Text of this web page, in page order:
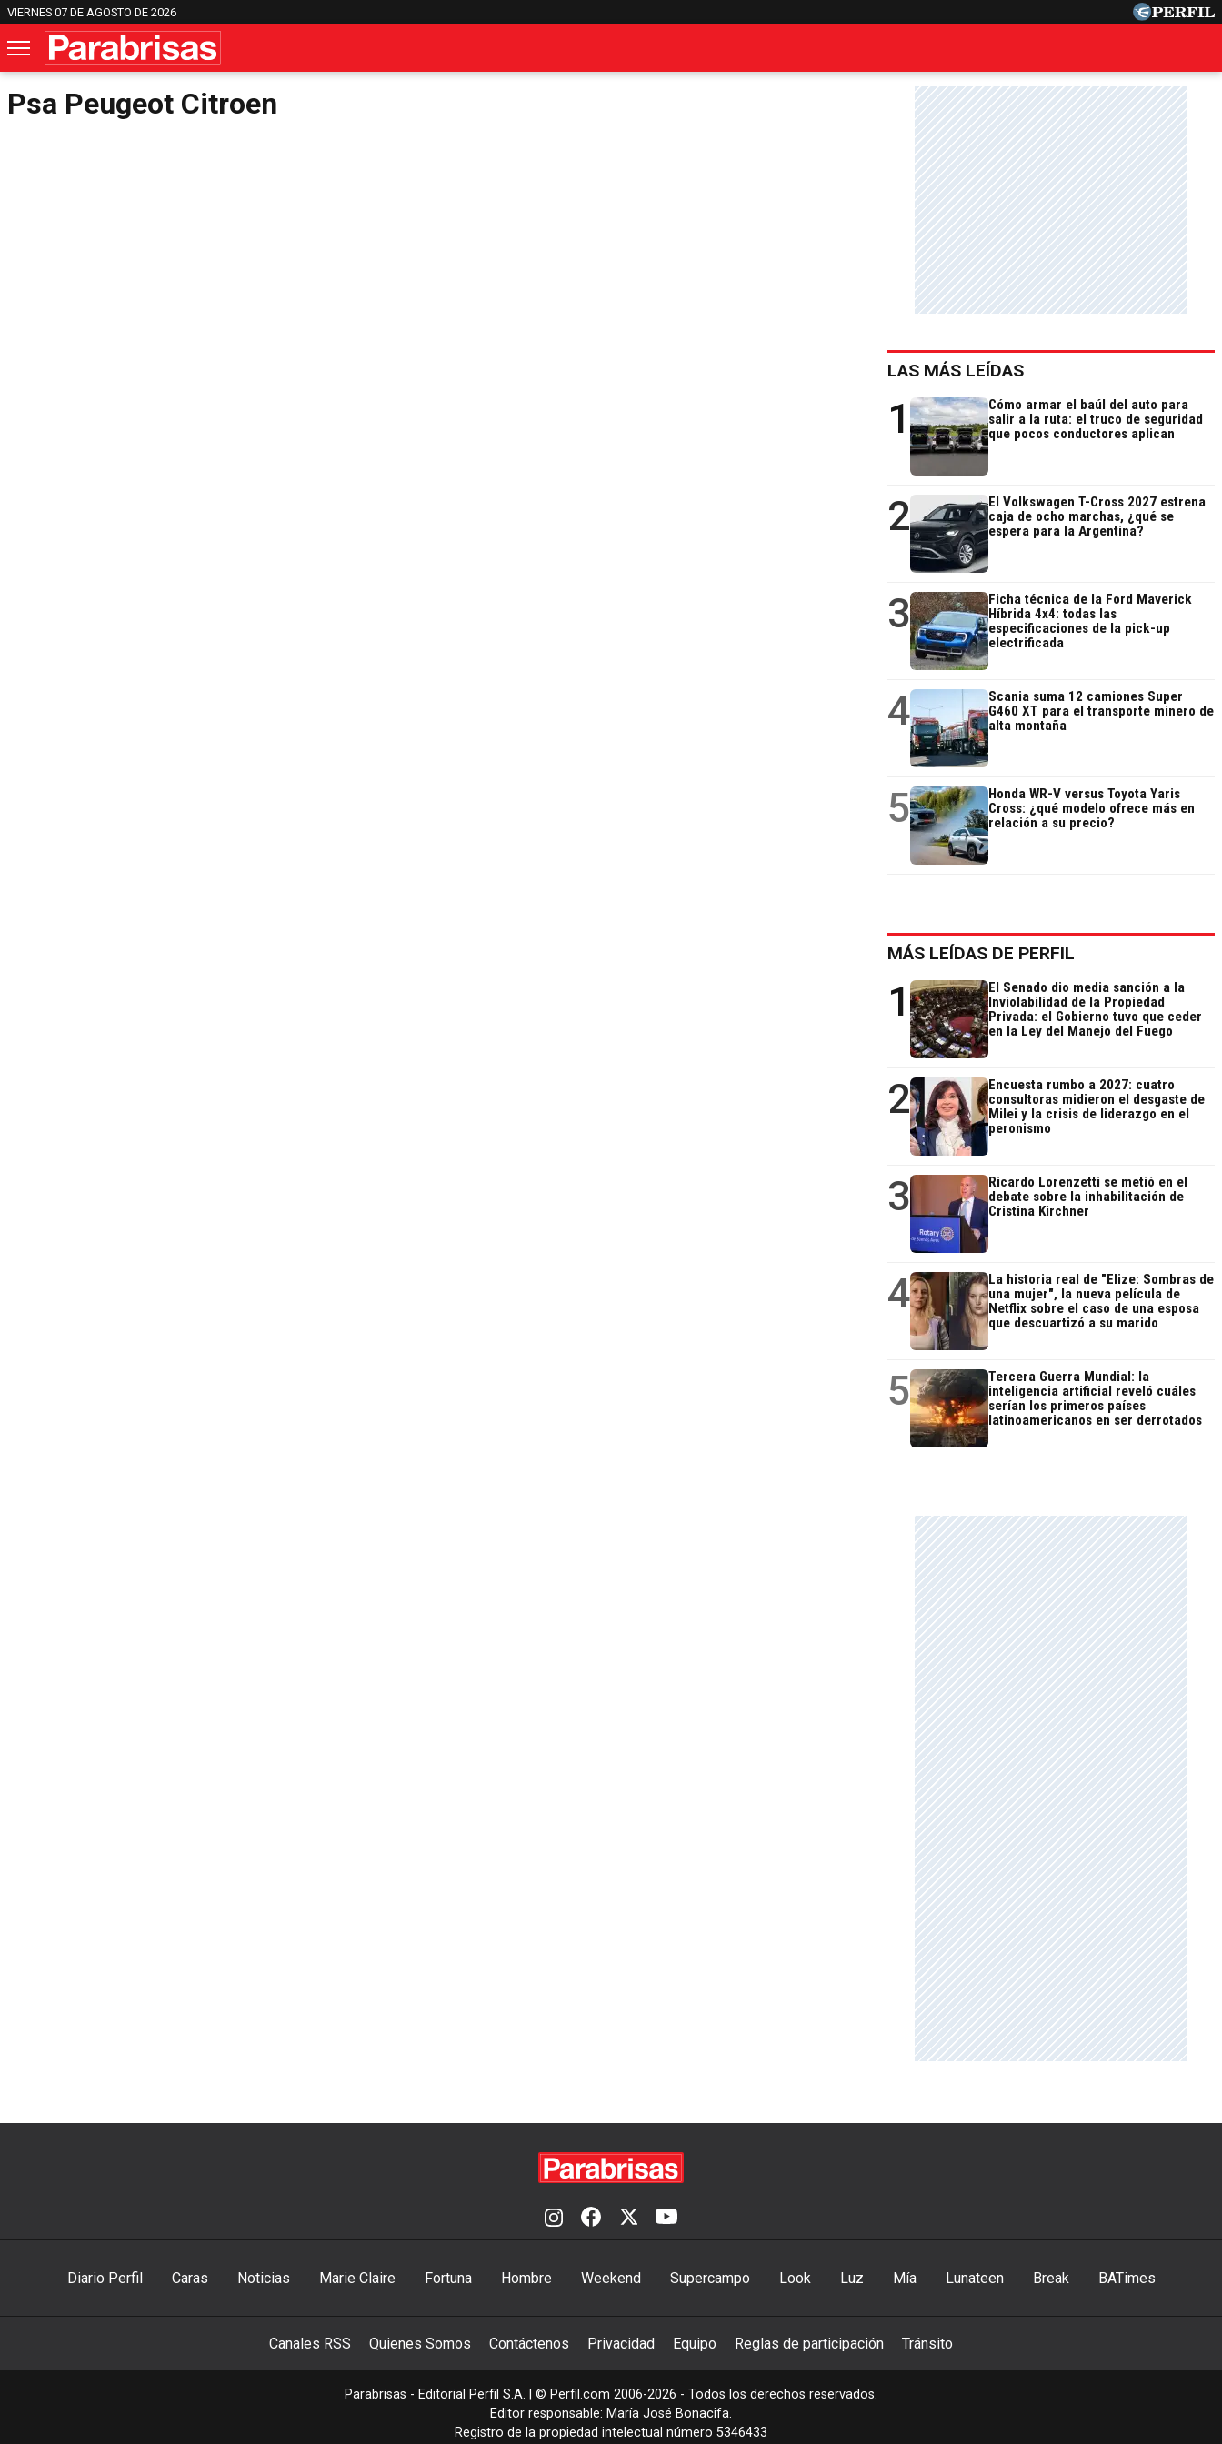
VIERNES 07 DE AGOSTO DE 2026
Psa Peugeot Citroen
LAS MÁS LEÍDAS
1
Cómo armar el baúl del auto para
salir a la ruta: el truco de seguridad
que pocos conductores aplican
2
El Volkswagen T-Cross 2027 estrena
caja de ocho marchas, ¿qué se
espera para la Argentina?
3
Ficha técnica de la Ford Maverick
Híbrida 4x4: todas las
especificaciones de la pick-up
electrificada
4
Scania suma 12 camiones Super
G460 XT para el transporte minero de
alta montaña
5
Honda WR-V versus Toyota Yaris
Cross: ¿qué modelo ofrece más en
relación a su precio?
MÁS LEÍDAS DE PERFIL
1
El Senado dio media sanción a la
Inviolabilidad de la Propiedad
Privada: el Gobierno tuvo que ceder
en la Ley del Manejo del Fuego
2
Encuesta rumbo a 2027: cuatro
consultoras midieron el desgaste de
Milei y la crisis de liderazgo en el
peronismo
3
Ricardo Lorenzetti se metió en el
debate sobre la inhabilitación de
Cristina Kirchner
4
La historia real de "Elize: Sombras de
una mujer", la nueva película de
Netflix sobre el caso de una esposa
que descuartizó a su marido
5
Tercera Guerra Mundial: la
inteligencia artificial reveló cuáles
serían los primeros países
latinoamericanos en ser derrotados
Diario Perfil Caras Noticias Marie Claire Fortuna Hombre Weekend Supercampo Look Luz Mía Lunateen Break BATimes
Canales RSS Quienes Somos Contáctenos Privacidad Equipo Reglas de participación Tránsito
Parabrisas - Editorial Perfil S.A. | © Perfil.com 2006-2026 - Todos los derechos reservados.
Editor responsable: María José Bonacifa.
Registro de la propiedad intelectual número 5346433